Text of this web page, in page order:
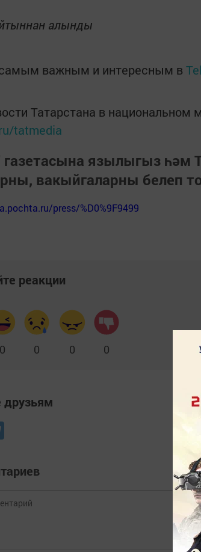
алынды
важным и интересным в
Татарстана в
tatmedia
язылыгыз һәм
вакыйгаларны белеп
press/%D0%9F9499
реакции
0 0 0 0
друзьям